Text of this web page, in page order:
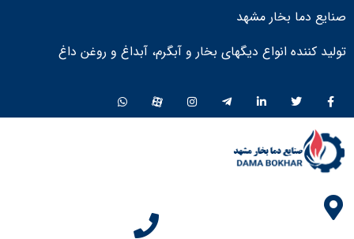
صنایع دما بخار مشهد
تولید کننده انواع دیگهای بخار و آبگرم، آبداغ و روغن داغ ​